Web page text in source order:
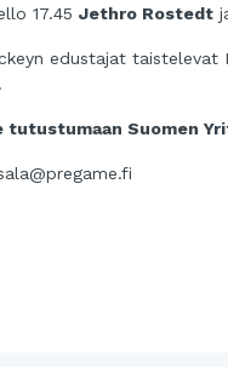
17.45 Jethro Rostedt
edustajat
tutustumaan Suomen